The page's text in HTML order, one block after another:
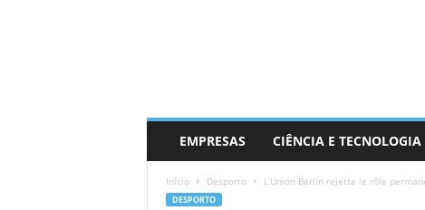
EMPRESAS CIÊNCIA E TECNOLOGIA
Início Desporto L’Union Berlin rejette le rôle
DESPORTO